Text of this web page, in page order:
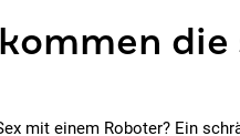
mit einem Roboter? Ein